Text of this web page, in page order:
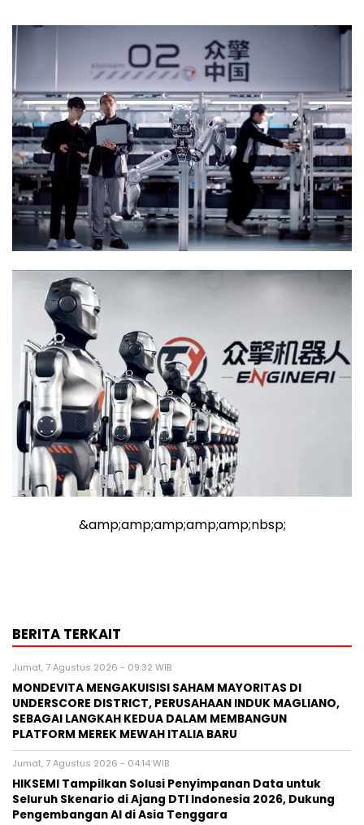
&amp;amp;amp;amp;amp;nbsp;
BERITA TERKAIT
Jumat, 7 Agustus 2026 - 09:32 WIB
MONDEVITA MENGAKUISISI SAHAM MAYORITAS DI
UNDERSCORE DISTRICT, PERUSAHAAN INDUK MAGLIANO,
SEBAGAI LANGKAH KEDUA DALAM MEMBANGUN
PLATFORM MEREK MEWAH ITALIA BARU
Jumat, 7 Agustus 2026 - 04:14 WIB
HIKSEMI Tampilkan Solusi Penyimpanan Data untuk
Seluruh Skenario di Ajang DTI Indonesia 2026, Dukung
Pengembangan AI di Asia Tenggara